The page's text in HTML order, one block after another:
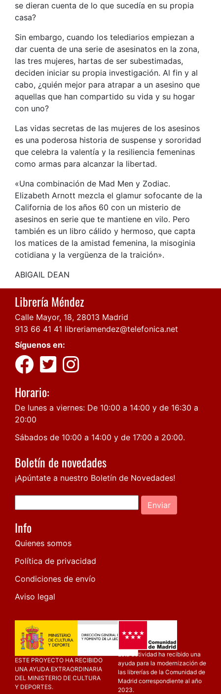
se dieran cuenta de lo que sucedía en su propia
casa?
Sin embargo, cuando los telediarios empiezan a
dar cuenta de una serie de asesinatos en la zona,
las tres mujeres, hartas de ser subestimadas,
deciden iniciar su propia investigación. Al fin y al
cabo, ¿quién mejor para atrapar a un asesino que
aquellas que han compartido su vida y su hogar
con uno?
Las vidas secretas de las mujeres de los asesinos
es una poderosa historia de suspense y sororidad
que celebra la valentía y la resiliencia femeninas
como armas para alcanzar la libertad.
«Una combinación de Mad Men y Zodiac.
Elizabeth Arnott mezcla el glamur sofocante de la
California de los años 60 con un misterio de
asesinos en serie que te mantiene en vilo. Pero
también es un libro cálido y hermoso, que capta
los matices de la amistad femenina, la misoginia
cotidiana y la vergüenza de la traición».
ABIGAIL DEAN
Librería Méndez
Calle Mayor, 18, 28013 Madrid
913 66 41 41 libreriamendez@telefonica.net
Síguenos en:
Horario:
De lunes a viernes: De 10:00 a 14:00 y de 16:30 a
20:00
Sábados de 10:00 a 14:00 y de 17:00 a 20:00.
Boletín de novedades
¡Apúntate a nuestro Boletín de Novedades!
Enviar
Info
Quienes somos
Política de privacidad
Condiciones de envío
Aviso legal
ESTE PROYECTO HA RECIBIDO
UNA AYUDA EXTRAORDINARIA
DEL MINISTERIO DE CULTURA
Y DEPORTES.
Esta actividad ha recibido una
ayuda para la modernización de
las librerías de la Comunidad de
Madrid correspondiente al año
2023.